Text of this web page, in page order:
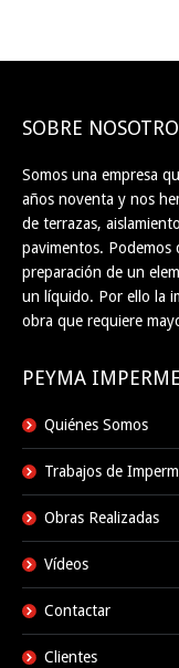
SOBRE
Somos una empresa
años noventa y nos
de terrazas,
pavimentos. Podemos
preparación de un
un líquido. Por ello la
obra que requiere
PEYMA
Quiénes Somos
Trabajos de
Obras Realizadas
Vídeos
Contactar
Clientes